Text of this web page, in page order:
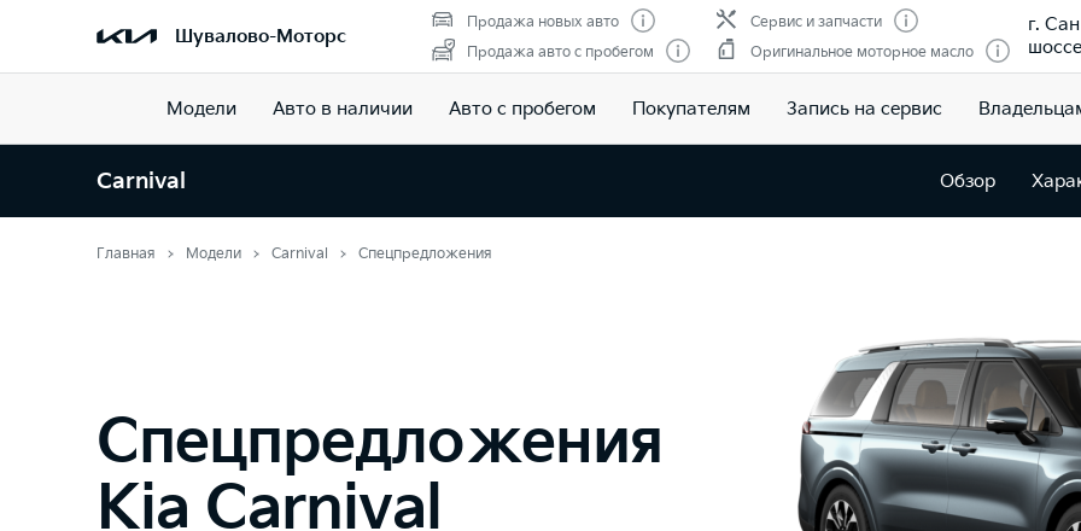
Шувалово-Моторс
Продажа новых авто
Продажа авто с пробегом
Сервис и запчасти
Оригинальное моторное масло
г.
Модели Авто в наличии Авто с пробегом Покупателям Запись на сервис
Carnival Обзор
Главная Модели Carnival Спецпредложения
Спецпредложения
Kia Carnival